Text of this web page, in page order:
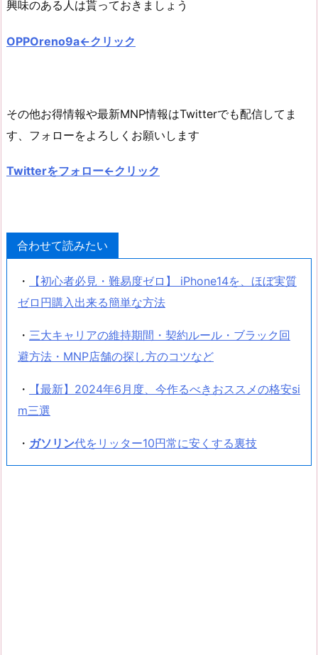
興味のある人は貰っておきましょう
OPPOreno9a←クリック
その他お得情報や最新MNP情報はTwitterでも配信してま
す、フォローをよろしくお願いします
Twitterをフォロー←クリック
合わせて読みたい
・
【初心者必見・難易度ゼロ】 iPhone14を、ほぼ実質
ゼロ円購入出来る簡単な方法
・ 三大キャリアの維持期間・契約ルール・ブラック回
避方法・MNP店舗の探し方のコツなど
・
【最新】2024年6月度、今作るべきおススメの格安si
m三選
・ ガソリン代をリッター10円常に安くする裏技